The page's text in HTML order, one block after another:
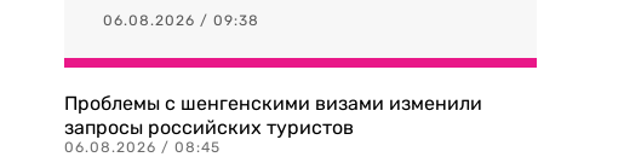
06.08.2026 / 09:38
Проблемы с шенгенскими визами изменили
запросы российских туристов
06.08.2026 / 08:45